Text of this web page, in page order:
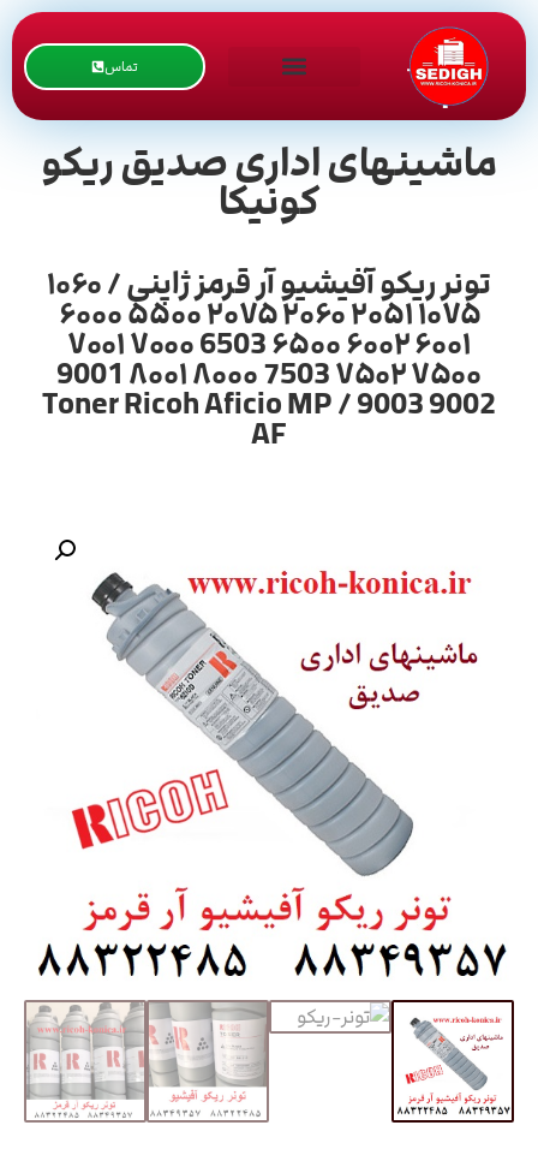
تماس
ماشینهای اداری صدیق ریکو
کونیکا
تونر ریکو آفیشیو آر قرمز ژاپنی / ۱۰۶۰
۱۰۷۵ ۲۰۵۱ ۲۰۶۰ ۲۰۷۵ ۵۵۰۰ ۶۰۰۰
۶۰۰۱ ۶۰۰۲ ۶۵۰۰ 6503 ۷۰۰۰ ۷۰۰۱
۷۵۰۰ ۷۵۰۲ 7503 ۸۰۰۰ ۸۰۰۱ 9001
9002 9003 / Toner Ricoh Aficio MP
AF